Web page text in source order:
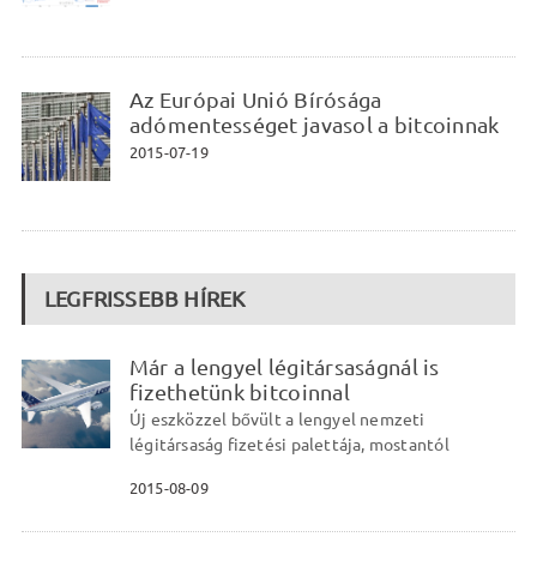
Az Európai Unió Bírósága
adómentességet javasol a bitcoinnak
2015-07-19
LEGFRISSEBB HÍREK
Már a lengyel légitársaságnál is
fizethetünk bitcoinnal
Új eszközzel bővült a lengyel nemzeti
légitársaság fizetési palettája, mostantól
2015-08-09